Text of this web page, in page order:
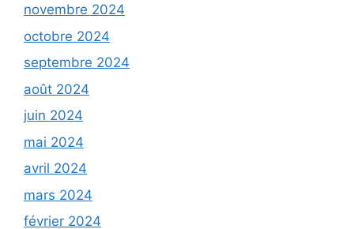
novembre 2024
octobre 2024
septembre 2024
août 2024
juin 2024
mai 2024
avril 2024
mars 2024
février 2024